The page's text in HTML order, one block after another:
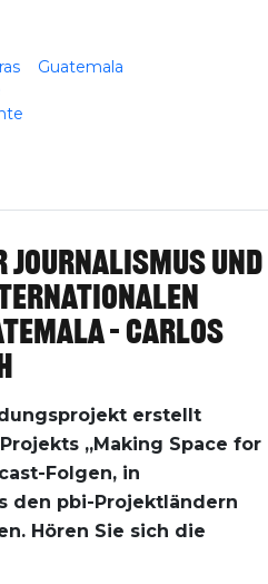
Guatemala
Journalismus und
– Carlos
erstellt
„Making Space for
Folgen, in
den pbi-Projektländern
Hören Sie sich die